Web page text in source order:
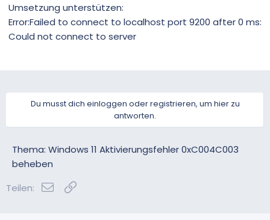
Umsetzung unterstützen:
Error:Failed to connect to localhost port 9200 after 0 ms:
Could not connect to server
Du musst dich einloggen oder registrieren, um hier zu
antworten.
Thema: Windows 11 Aktivierungsfehler 0xC004C003
beheben
Teilen:
E-Mail